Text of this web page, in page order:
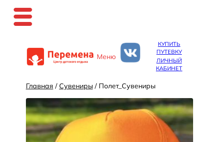
к
содержимому
Меню
КУПИТЬ
ПУТЕВКУ
ЛИЧНЫЙ
КАБИНЕТ
Главная /Сувениры/ Полет_Сувениры